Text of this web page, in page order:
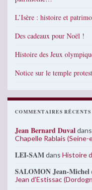
L’Isère : histoire et
Des cadeaux pour Noël !
Histoire des Jeux
Notice sur le temple
COMMENTAIRES RÉCENTS
Jean Bernard Duvaldans
Chapelle Rablais
LEI-SAMdans Histoire
SALOMON Jean-Michel
Jean d’Estissac